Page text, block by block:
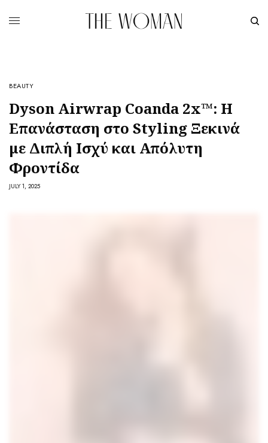
BEAUTY
Dyson Airwrap Coanda 2x™: Η
Επανάσταση στο Styling Ξεκινά
με Διπλή Ισχύ και Απόλυτη
Φροντίδα
JULY 1, 2025